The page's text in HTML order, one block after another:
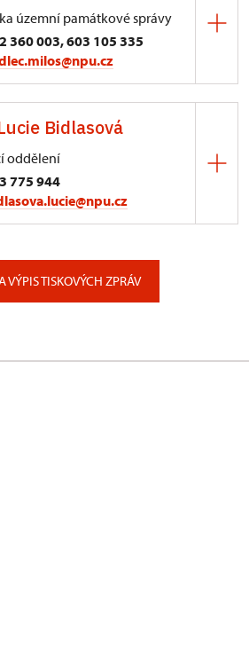
územní památkové správy
360 003, 603 105 335
3
Bidlasová
oddělení
775 944
VÝPIS TISKOVÝCH ZPRÁV